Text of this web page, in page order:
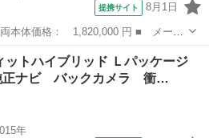
提携サイト 8月1日
ィット ■ グレード名： ｅ：ＨＥ
メゾン 禁煙車 メーカー９インチ
ットハイブリッド Ｌパッケージ
ナビ バックカメラ 衝…
年